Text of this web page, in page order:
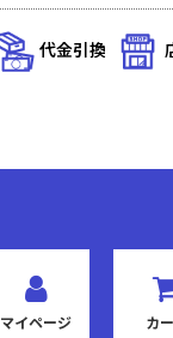
代金引換
マイページ カ